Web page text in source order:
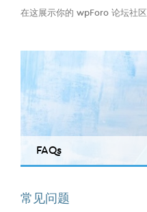
在这展示你的 wpForo 论坛社区
FAQs
常见问题